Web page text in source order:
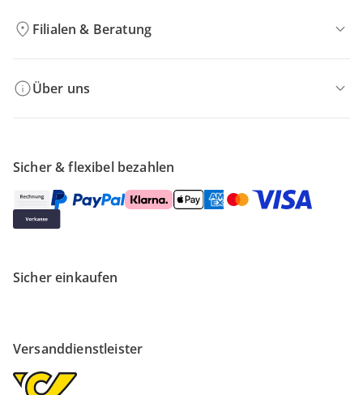
Filialen & Beratung
Über uns
Sicher & flexibel bezahlen
Sicher einkaufen
Versanddienstleister